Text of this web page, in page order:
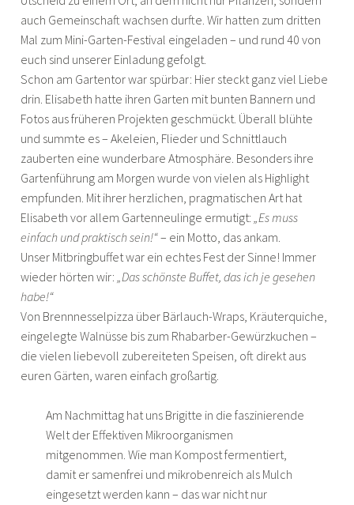
auch Gemeinschaft wachsen durfte. Wir hatten zum dritten
Mal zum Mini-Garten-Festival eingeladen – und rund 40 von
euch sind unserer Einladung gefolgt.
Schon am Gartentor war spürbar: Hier steckt ganz viel Liebe
drin. Elisabeth hatte ihren Garten mit bunten Bannern und
Fotos aus früheren Projekten geschmückt. Überall blühte
und summte es – Akeleien, Flieder und Schnittlauch
zauberten eine wunderbare Atmosphäre. Besonders ihre
Gartenführung am Morgen wurde von vielen als Highlight
empfunden. Mit ihrer herzlichen, pragmatischen Art hat
Elisabeth vor allem Gartenneulinge ermutigt:„Es muss
einfach und praktisch sein!“– ein Motto, das ankam.
Unser Mitbringbuffet war ein echtes Fest der Sinne! Immer
wieder hörten wir:„Das schönste Buffet, das ich je gesehen
habe!“
Von Brennnesselpizza über Bärlauch-Wraps, Kräuterquiche,
eingelegte Walnüsse bis zum Rhabarber-Gewürzkuchen –
die vielen liebevoll zubereiteten Speisen, oft direkt aus
euren Gärten, waren einfach großartig.
Am Nachmittag hat uns Brigitte in die faszinierende
Welt der Effektiven Mikroorganismen
mitgenommen. Wie man Kompost fermentiert,
damit er samenfrei und mikrobenreich als Mulch
eingesetzt werden kann – das war nicht nur